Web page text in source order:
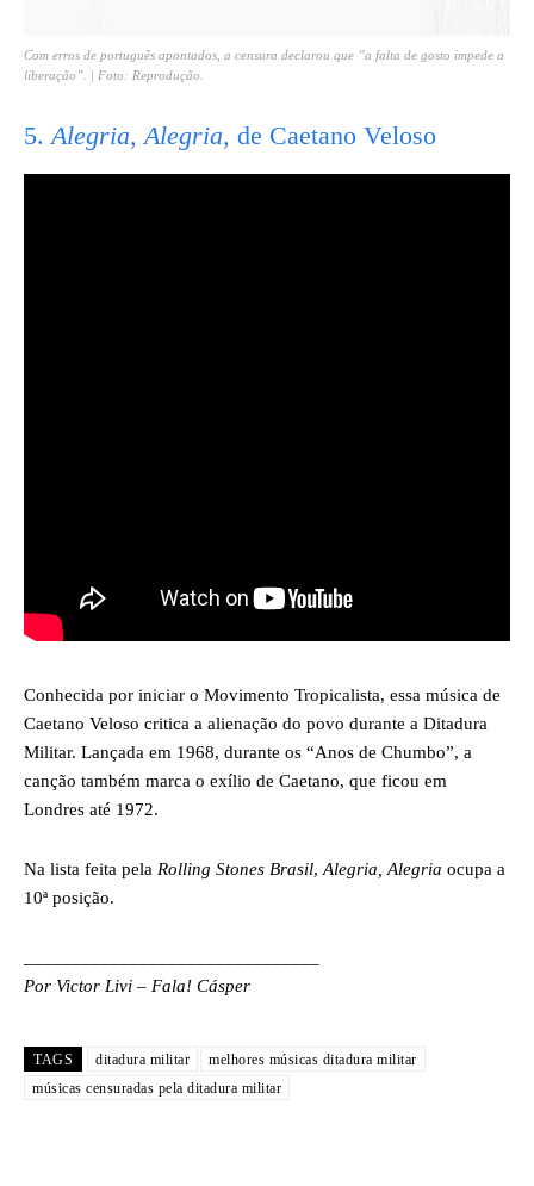
Com erros de português apontados, a censura declarou que ”a falta de gosto impede a
liberação”. | Foto: Reprodução.
5. Alegria, Alegria, de Caetano Veloso
Conhecida por iniciar o Movimento Tropicalista, essa música de
Caetano Veloso critica a alienação do povo durante a Ditadura
Militar. Lançada em 1968, durante os “Anos de Chumbo”, a
canção também marca o exílio de Caetano, que ficou em
Londres até 1972.
Na lista feita pela Rolling Stones Brasil, Alegria, Alegria ocupa a
10ª posição.
Por Victor Livi – Fala! Cásper
TAGS ditadura militar
melhores músicas ditadura militar
músicas censuradas pela ditadura militar